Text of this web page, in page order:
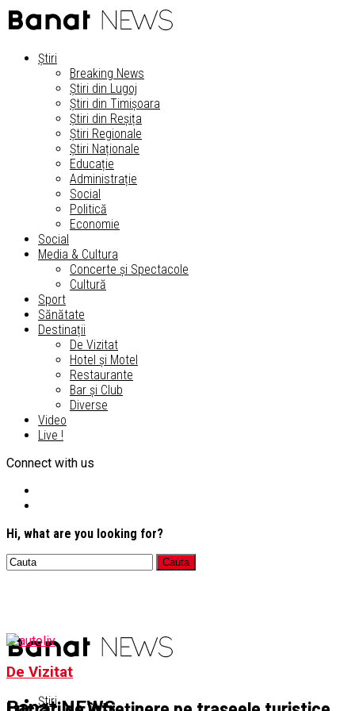
Știri
Breaking News
Știri din Lugoj
Știri din Timișoara
Știri din Reșița
Știri Regionale
Știri Naționale
Educație
Administrație
Social
Politică
Economie
Social
Media & Cultura
Concerte și Spectacole
Cultură
Sport
Sănătate
Destinații
De Vizitat
Hotel și Motel
Restaurante
Bar și Club
Diverse
Video
Live !
Connect with us
Hi, what are you looking for?
Știri
De Vizitat